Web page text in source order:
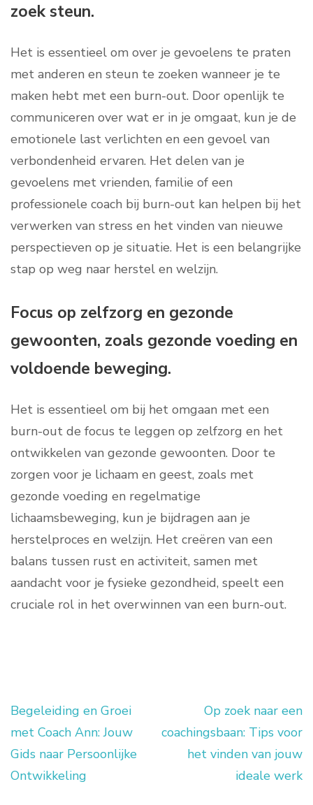
zoek steun.
Het is essentieel om over je gevoelens te praten
met anderen en steun te zoeken wanneer je te
maken hebt met een burn-out. Door openlijk te
communiceren over wat er in je omgaat, kun je de
emotionele last verlichten en een gevoel van
verbondenheid ervaren. Het delen van je
gevoelens met vrienden, familie of een
professionele coach bij burn-out kan helpen bij het
verwerken van stress en het vinden van nieuwe
perspectieven op je situatie. Het is een belangrijke
stap op weg naar herstel en welzijn.
Focus op zelfzorg en gezonde
gewoonten, zoals gezonde voeding en
voldoende beweging.
Het is essentieel om bij het omgaan met een
burn-out de focus te leggen op zelfzorg en het
ontwikkelen van gezonde gewoonten. Door te
zorgen voor je lichaam en geest, zoals met
gezonde voeding en regelmatige
lichaamsbeweging, kun je bijdragen aan je
herstelproces en welzijn. Het creëren van een
balans tussen rust en activiteit, samen met
aandacht voor je fysieke gezondheid, speelt een
cruciale rol in het overwinnen van een burn-out.
Berichtnavigatie
Begeleiding en Groei
met Coach Ann: Jouw
Gids naar Persoonlijke
Ontwikkeling
Op zoek naar een
coachingsbaan: Tips voor
het vinden van jouw
ideale werk